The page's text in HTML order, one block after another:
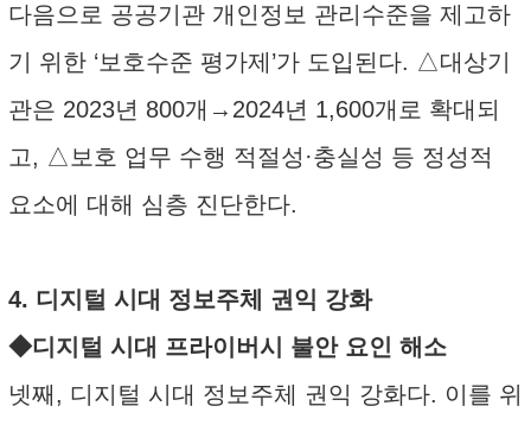
다음으로 공공기관 개인정보 관리수준을 제고하
기 위한 ‘보호수준 평가제’가 도입된다. △대상기
관은 2023년 800개→2024년 1,600개로 확대되
고, △보호 업무 수행 적절성·충실성 등 정성적
요소에 대해 심층 진단한다.
4. 디지털 시대 정보주체 권익 강화
◆디지털 시대 프라이버시 불안 요인 해소
넷째, 디지털 시대 정보주체 권익 강화다. 이를 위